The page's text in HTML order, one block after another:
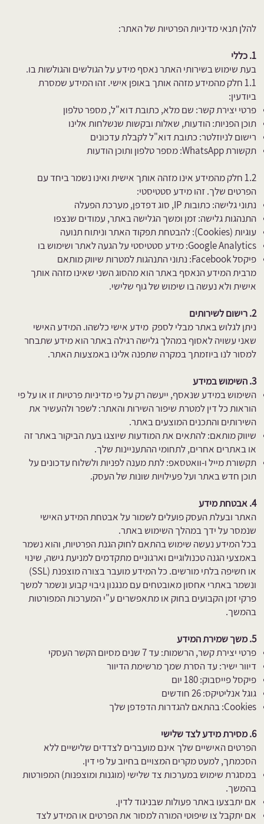
להלן תנאי מדיניות הפרטיות של האתר:
1. כללי
בעת שימוש בשירותי האתר נאסף מידע על הגולשים והגולשות בו.
1.1 חלק מהמידע מזהה אותך באופן אישי. זהו המידע שמסרת
ביודעין:
פרטי יצירת קשר: שם מלא, כתובת דוא"ל, מספר טלפון
תוכן הפניות: הודעות, שאלות ובקשות שנשלחות אלינו
רישום לניוזלטר: כתובת דוא"ל לקבלת עדכונים
תקשורת WhatsApp: מספר טלפון ותוכן הודעות
1.2 חלק מהמידע אינו מזהה אותך אישית ואינו נשמר ביחד עם
הפרטים שלך. זהו מידע סטטיסטי:
נתוני גלישה: כתובות IP, סוג דפדפן, מערכת הפעלה
התנהגות גלישה: זמן ומשך הגלישה באתר, עמודים שנצפו
עוגיות (Cookies): להבטחת תפקוד האתר וניתוח תנועה
Google Analytics: מידע סטטיסטי על הגעה לאתר ושימוש בו
פיקסל Facebook: נתוני התנהגות למטרות שיווק מותאם
מרבית המידע הנאסף באתר הוא מהסוג השני שאינו מזהה אותך
אישית ולא נעשה בו שימוש של גוף שלישי.
2. רישום לשירותים
ניתן לגלוש באתר מבלי לספק מידע אישי כלשהו. המידע האישי
שאני עשויה לאסוף במהלך גלישה רגילה באתר הוא מידע שתבחר
למסור לנו ביוזמתך במקרה שתפנה אלינו באמצעות האתר.​
3. השימוש במידע
השימוש במידע שנאסף, ייעשה רק על פי מדיניות פרטיות זו או על פי
הוראות כל דין למטרת שיפור השירות והאתר: לשפר ולהעשיר את
השירותים והתכנים המוצעים באתר.
שיווק מותאם: להתאים את המודעות שיוצגו בעת הביקור באתר זה
או באתרים אחרים, לתחומי ההתעניינות שלך.
תקשורת מייל ו-וואטסאפ: לתת מענה לפניות ולשלוח עדכונים על
תוכן חדש באתר ועל פעילויות שונות של העסק.
4. אבטחת מידע
האתר ובעלת העסק פועלים לשמור על אבטחת המידע האישי
שנמסר על ידך במהלך השימוש באתר.
בכל המידע נעשה שימוש בהתאם לחוק הגנת הפרטיות, והוא נשמר
באמצעי הגנה טכנולוגיים וארגוניים מתקדמים למניעת גישה, שינוי
או חשיפה בלתי מורשים. כל המידע מועבר בצורה מוצפנת (SSL)
ונשמר באתרי אחסון מאובטחים עם מנגנון גיבוי קבוע ונשמר למשך
פרקי זמן הקבועים בחוק או מתאפשרים ע"י המערכות המפורטות
בהמשך.
5. משך שמירת המידע
פרטי יצירת קשר, הרשמות: עד 7 שנים מסיום הקשר העסקי
דיוור ישיר: עד הסרת שמך מרשימת הדיוור
פיקסל פייסבוק: 180 יום
גוגל אנליטיקס: 26 חודשים
Cookies: בהתאם להגדרות הדפדפן שלך
6. מסירת מידע לצד שלישי
הפרטים האישיים שלך אינם מועברים לצדדים שלישיים ללא
הסכמתך, למעט מקרים המצויים בחיוב על פי דין.
במסגרת שימוש במערכות צד שלישי (מוגנות ומוצפנות) המפורטות
בהמשך.
אם יתבצעו באתר פעולות שבניגוד לדין.
אם יתקבל צו שיפוטי המורה למסור את הפרטים או המידע לצד